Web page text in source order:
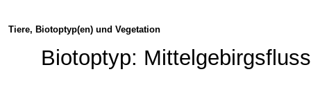
Tiere, Biotoptyp(en) und Vegetation
Biotoptyp: